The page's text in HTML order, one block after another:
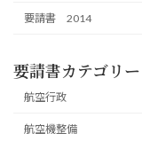
要請書 2014
要請書カテゴリー
航空行政
航空機整備